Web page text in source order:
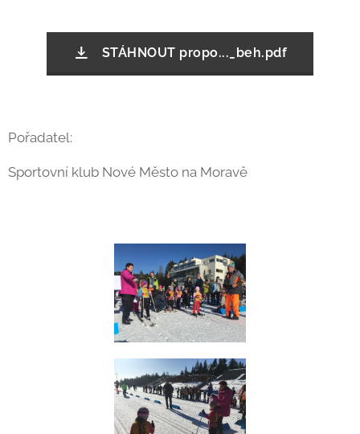
STÁHNOUT propo..._beh.pdf
Pořadatel:
Sportovní klub Nové Město na Moravě